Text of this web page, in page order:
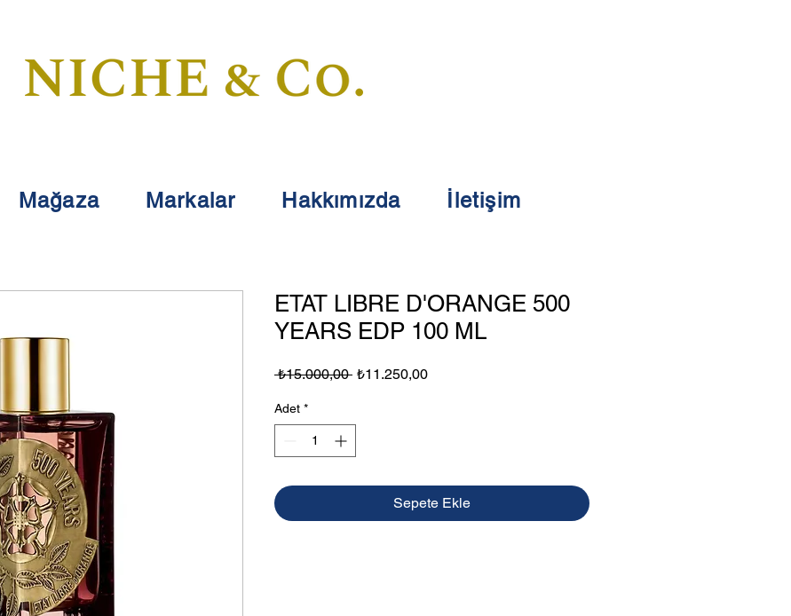
Mağaza Markalar Hakkımızda İletişim
ETAT LIBRE D'ORANGE 500
YEARS EDP 100 ML
₺15.000,00 Normal
₺11.250,00İndirimli
Adet *
Sepete Ekle